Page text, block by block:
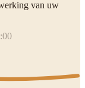
van uw